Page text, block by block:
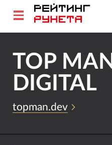
TOP MAN
DIGITAL
topman.dev